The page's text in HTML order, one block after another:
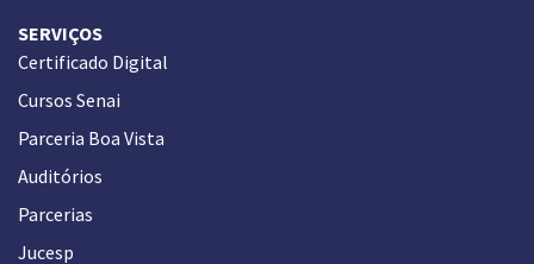
SERVIÇOS
Certificado Digital
Cursos Senai
Parceria Boa Vista
Auditórios
Parcerias
Jucesp